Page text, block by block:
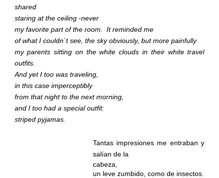
shared
staring at the ceiling -never
my favorite part of the room.
It reminded me
of what I couldn´t see, the sky obviously, but more painfully
my parents sitting on the white clouds in their white travel
outfits.
And yet I too was traveling,
in this case imperceptibly
from that night to the next morning,
and I too had a special outfit:
striped pyjamas.
Tantas impresiones me entraban y
salían de la
cabeza,
un leve zumbido, como de insectos.